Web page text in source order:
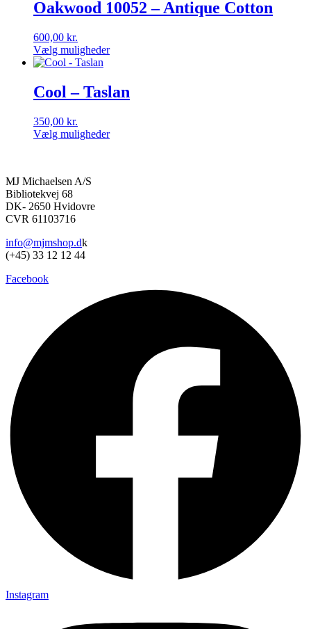
har
flere
Mulighederne
kan
vælges
varesiden
Oakwood 10052 – Antique Cotton
600,00 kr.
Vælg muligheder
Dette
har
flere
Mulighederne
kan
Cool – Taslan
350,00 kr.
Vælg muligheder
flere
varianter.
Mulighederne
kan
på
varesiden
MJ Michaelsen A/S
Bibliotekvej 68
DK- 2650 Hvidovre
CVR 61103716
info@mjmshop.dk
(+45) 33 12 12 44
Facebook
Instagram